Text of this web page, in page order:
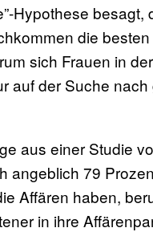
Hypothese besagt,
die
sich Frauen in
auf der Suche
aus einer Studie
angeblich 79
Affären haben,
in ihre